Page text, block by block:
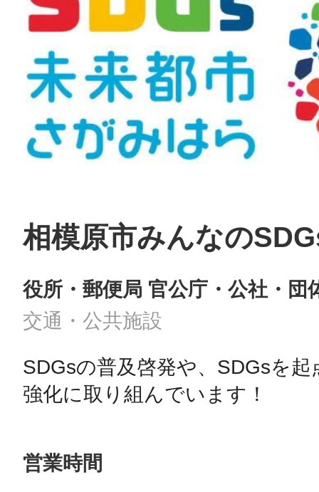
相模原市みんなの
役所・郵便局 官公庁・公社・団
交通・公共施設
SDGsの普及啓発や、SDGsを
強化に取り組んでいます！
営業時間